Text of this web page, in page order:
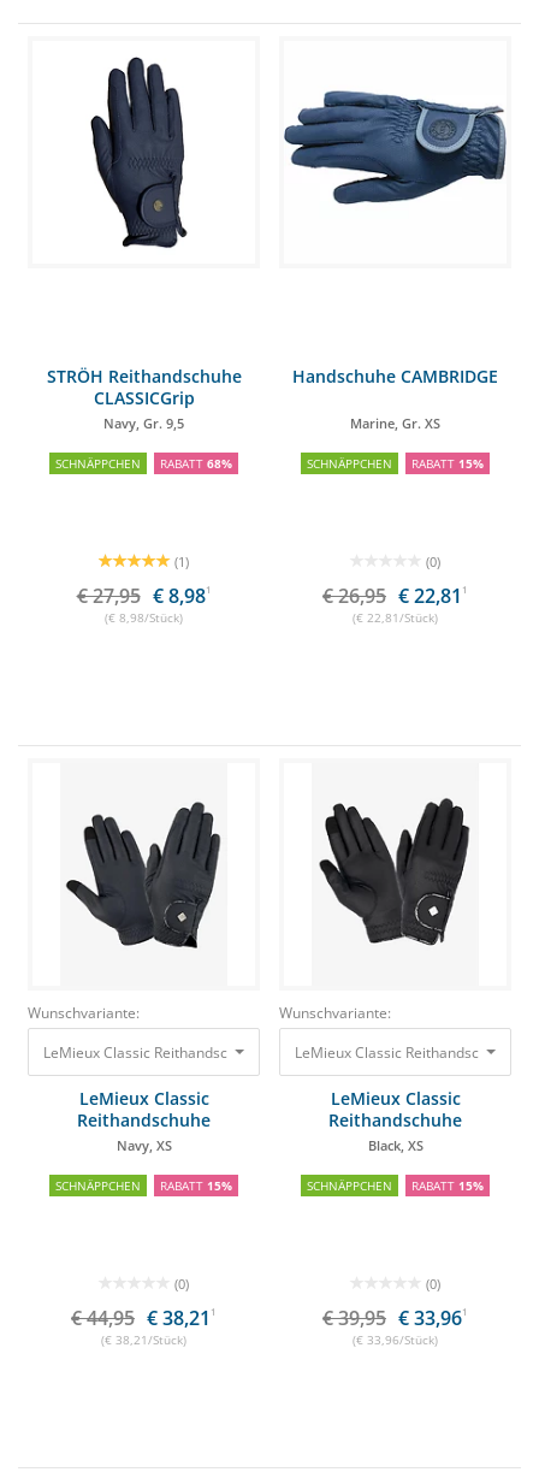
STRÖH Reithandschuhe
CLASSICGrip
Navy, Gr. 9,5
SCHNÄPPCHEN RABATT 68%
(1)
€ 27,95 € 8,981
(€ 8,98/Stück)
Handschuhe CAMBRIDGE
Marine, Gr. XS
SCHNÄPPCHEN RABATT 15%
(0)
€ 26,95 € 22,81 1
(€ 22,81/Stück)
Wunschvariante:
LeMieux Classic Reithandschuhe Navy, XS44,95 €38,21 €
LeMieux Classic
Reithandschuhe
Navy, XS
SCHNÄPPCHEN RABATT 15%
(0)
€ 44,95 € 38,21 1
(€ 38,21/Stück)
Wunschvariante:
LeMieux Classic Reithandschuhe
LeMieux Classic
Reithandschuhe
Black, XS
SCHNÄPPCHEN RABATT 15%
(0)
€ 39,95 € 33,961
(€ 33,96/Stück)